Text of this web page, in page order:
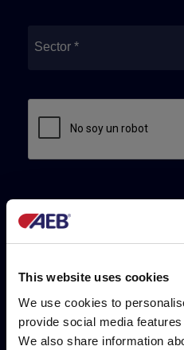
This website uses cookies
We use cookies to
provide social media
We also share information
Sector *
Select all the ways in
contacted by AEB-
Acepto los términos
privacidad)